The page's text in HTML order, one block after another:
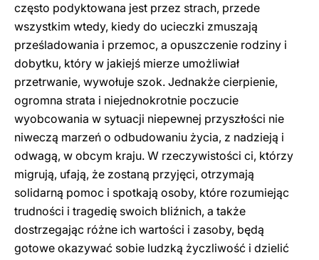
często podyktowana jest przez strach, przede
wszystkim wtedy, kiedy do ucieczki zmuszają
prześladowania i przemoc, a opuszczenie rodziny i
dobytku, który w jakiejś mierze umożliwiał
przetrwanie, wywołuje szok. Jednakże cierpienie,
ogromna strata i niejednokrotnie poczucie
wyobcowania w sytuacji niepewnej przyszłości nie
niweczą marzeń o odbudowaniu życia, z nadzieją i
odwagą, w obcym kraju. W rzeczywistości ci, którzy
migrują, ufają, że zostaną przyjęci, otrzymają
solidarną pomoc i spotkają osoby, które rozumiejąc
trudności i tragedię swoich bliźnich, a także
dostrzegając różne ich wartości i zasoby, będą
gotowe okazywać sobie ludzką życzliwość i dzielić